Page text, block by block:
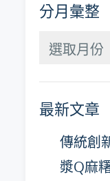
分月彙整
分
整
最新文章
傳統創
漿Q麻